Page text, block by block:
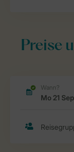
Preise